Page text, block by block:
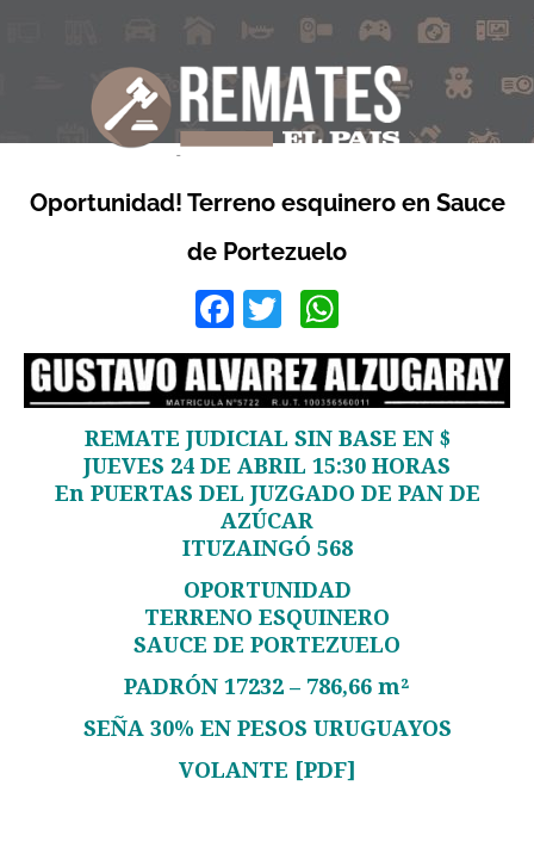
Oportunidad! Terreno esquinero en Sauce
de Portezuelo
Facebook
Twitter
REMATE JUDICIAL SIN BASE EN $
JUEVES 24 DE ABRIL 15:30 HORAS
En PUERTAS DEL JUZGADO DE PAN DE
AZÚCAR
ITUZAINGÓ 568
OPORTUNIDAD
TERRENO ESQUINERO
SAUCE DE PORTEZUELO
PADRÓN 17232 – 786,66 m²
SEÑA 30% EN PESOS URUGUAYOS
VOLANTE [PDF]